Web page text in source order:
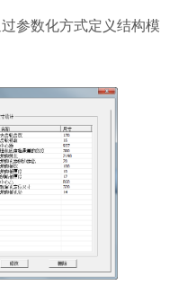
参数化方式定义结构模